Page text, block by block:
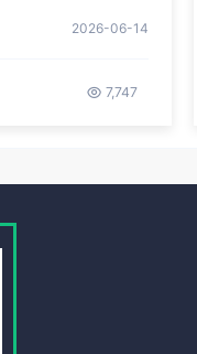
2026-06-14
7,747